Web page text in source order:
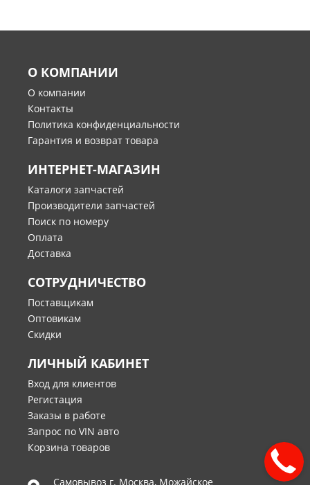
О КОМПАНИИ
О компании
Контакты
Политика конфиденциальности
Гарантия и возврат товара
ИНТЕРНЕТ-МАГАЗИН
Каталоги запчастей
Производители запчастей
Поиск по номеру
Оплата
Доставка
СОТРУДНИЧЕСТВО
Поставщикам
Оптовикам
Скидки
ЛИЧНЫЙ КАБИНЕТ
Вход для клиентов
Регистация
Заказы в работе
Запрос по VIN авто
Корзина товаров
Самовывоз г. Москва, Можайское